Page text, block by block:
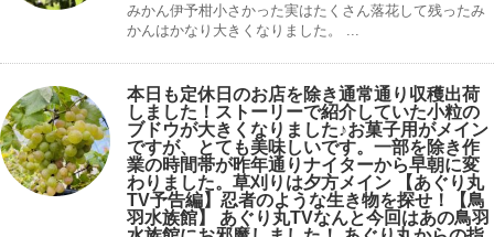
みかん伊予柑小さかった実はたくさん落花して残ったみ
かんはかなり大きくなりました。 ...
本日も定休日のお店を除き通常通り収穫出荷
しました！ストーリーで紹介していた小粒の
ブドウが大きくなりました♪お菓子用がメイン
ですが、とても美味しいです。一部を除き作
業の時間帯が昨年通りナイターから早朝に変
わりました。草刈りは夕方メイン 【あぐり丸
TV予告編】忍者のような生き物を探せ！【鳥
羽水族館】 あぐり丸TVなんと今回はあの鳥羽